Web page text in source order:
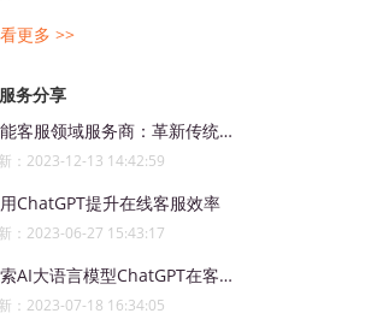
更多 >>
务分享
智能客服领域服务商：革新传统服务模式的引领者
：2023-12-13 14:42:59
ChatGPT提升在线客服效率
：2023-06-27 15:43:17
探索AI大语言模型ChatGPT在客服系统的发展趋势
：2023-07-18 16:34:05